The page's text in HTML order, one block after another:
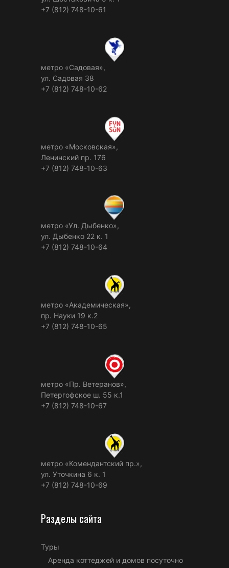
+7 (812) 748-10-61
метро «Садовая»,
ул. Садовая 38
+7 (812) 748-10-62
метро «Московская»,
Ленинский пр. 176
+7 (812) 748-10-63
метро «Ул. Дыбенко»,
ул. Дыбенко 22 к. 1
+7 (812) 748-10-64
метро «Академическая»,
пр. Науки 19 к.2
+7 (812) 748-10-65
метро «Пр. Ветеранов»,
Петергофское ш. 55 к.1
+7 (812) 748-10-67
метро «Комендантский пр.»,
ул. Уточкина 6 к. 1
+7 (812) 748-10-69
Разделы сайта
Туры
Аренда коттеджей и домов посуточно